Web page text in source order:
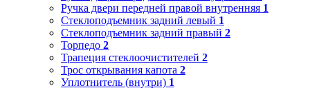
Ручка двери передней правой внутренняя 1
Стеклоподъемник задний левый 1
Стеклоподъемник задний правый 2
Торпедо 2
Трапеция стеклоочистителей 2
Трос открывания капота 2
Уплотнитель (внутри) 1